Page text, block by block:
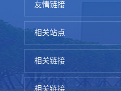
友情链接
相关站点
相关链接
相关链接